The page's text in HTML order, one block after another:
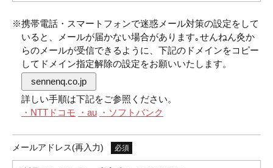
※携帯電話・スマートフォンで迷惑メール対策の設定をして
いると、メールが届かない場合があります｡せんねん灸か
らのメールが受信できるように、下記のドメインをコピー
してドメイン指定解除の設定をお願いいたします。
sennenq.co.jp
詳しい手順は下記をご参照ください。
・NTTドコモ
・au ・ソフトバンク
メールアドレス(再入力) 必須